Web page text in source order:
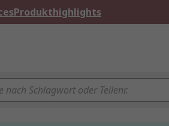
Produkthighlights